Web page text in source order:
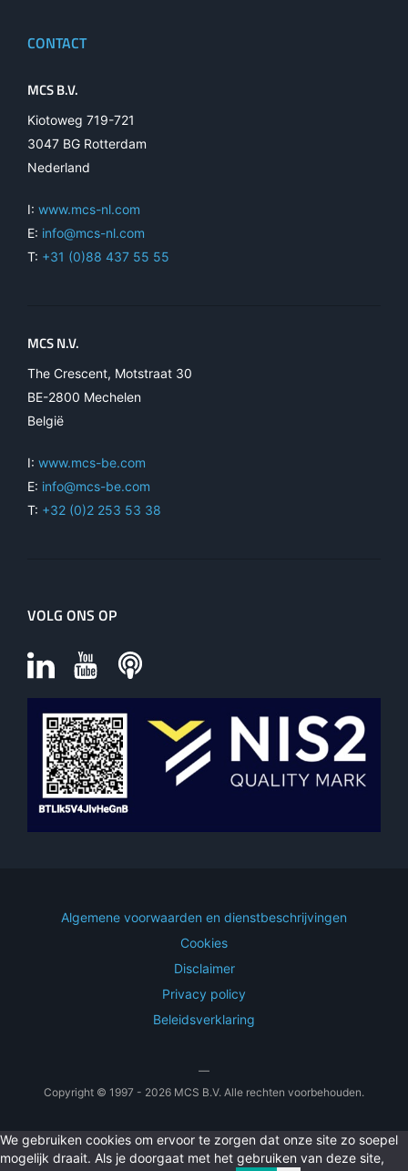
CONTACT
MCS B.V.
Kiotoweg 719-721
3047 BG Rotterdam
Nederland
I: www.mcs-nl.com
E: info@mcs-nl.com
T: +31 (0)88 437 55 55
MCS N.V.
The Crescent, Motstraat 30
BE-2800 Mechelen
België
I: www.mcs-be.com
E: info@mcs-be.com
T: +32 (0)2 253 53 38
VOLG ONS OP
Algemene voorwaarden en dienstbeschrijvingen
Cookies
Disclaimer
Privacy policy
Beleidsverklaring
—
Copyright © 1997 - 2026 MCS B.V. Alle rechten voorbehouden.
We gebruiken cookies om ervoor te zorgen dat onze site zo soepel
mogelijk draait. Als je doorgaat met het gebruiken van deze site,